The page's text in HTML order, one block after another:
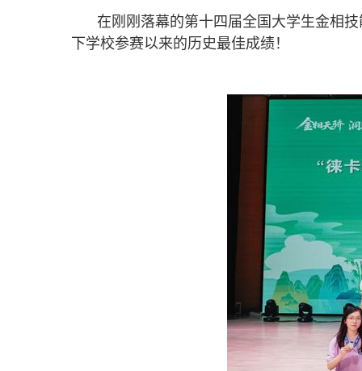
在刚刚落幕的第十四届全国大学生金相
下学校参赛以来的历史最佳成绩！